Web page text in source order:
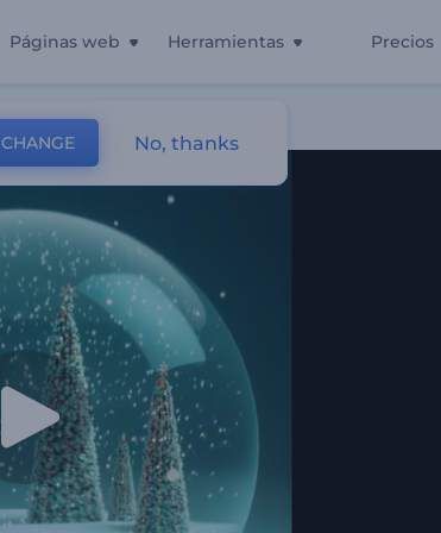
Páginas web Herramientas Precios
CHANGE No, thanks